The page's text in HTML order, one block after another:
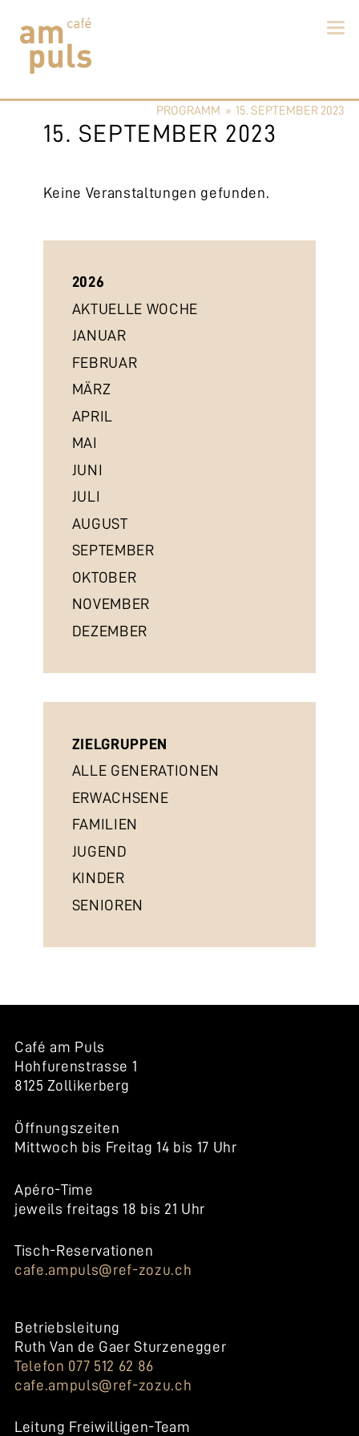
Cafe am Puls
Der beste Kaffee im Zollikerberg
PROGRAMM » 15. SEPTEMBER 2023
15. SEPTEMBER 2023
Keine Veranstaltungen gefunden.
2026
AKTUELLE WOCHE
JANUAR
FEBRUAR
MÄRZ
APRIL
MAI
JUNI
JULI
AUGUST
SEPTEMBER
OKTOBER
NOVEMBER
DEZEMBER
ZIELGRUPPEN
ALLE GENERATIONEN
ERWACHSENE
FAMILIEN
JUGEND
KINDER
SENIOREN
Café am Puls
Hohfurenstrasse 1
8125 Zollikerberg
Öffnungszeiten
Mittwoch bis Freitag 14 bis 17 Uhr
Apéro-Time
jeweils freitags 18 bis 21 Uhr
Tisch-Reservationen
cafe.ampuls@ref-zozu.ch
Betriebsleitung
Ruth Van de Gaer Sturzenegger
Telefon 077 512 62 86
cafe.ampuls@ref-zozu.ch
Leitung Freiwilligen-Team